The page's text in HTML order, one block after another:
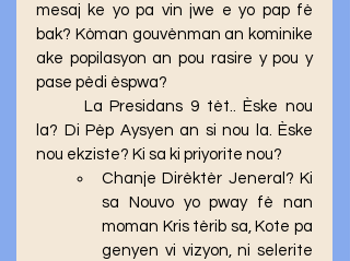
mesaj ke yo pa vin jwe e yo pap fè
bak? Kòman gouvènman an kominike
ake popilasyon an pou rasire y pou y
pase pèdi èspwa?
la? Di Pèp Aysyen an si nou la. Èske
nou ekziste? Ki sa ki priyorite nou?
Chanje Dirèktèr Jeneral? Ki
sa Nouvo yo pway fè nan
moman Kris tèrib sa, Kote pa
genyen vi vizyon, ni selerite